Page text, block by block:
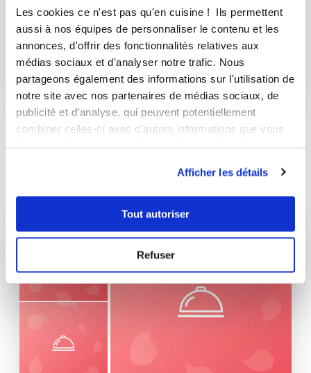
Les cookies ce n'est pas qu'en cuisine ! Ils permettent
aussi à nos équipes de personnaliser le contenu et les
annonces, d'offrir des fonctionnalités relatives aux
médias sociaux et d'analyser notre trafic. Nous
partageons également des informations sur l'utilisation de
notre site avec nos partenaires de médias sociaux, de
publicité et d'analyse, qui peuvent potentiellement
combiner celles-ci avec d'autres informations que vous
Afficher les détails
Tout autoriser
Refuser
Conseillère Guy Demarle
Buns au pesto de basilic
Délicieux
1